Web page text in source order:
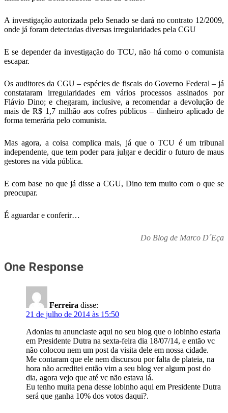
A investigação autorizada pelo Senado se dará no contrato 12/2009,
onde já foram detectadas diversas irregularidades pela CGU
E se depender da investigação do TCU, não há como o comunista
escapar.
Os auditores da CGU – espécies de fiscais do Governo Federal – já
constataram irregularidades em vários processos assinados por
Flávio Dino; e chegaram, inclusive, a recomendar a devolução de
mais de R$ 1,7 milhão aos cofres públicos – dinheiro aplicado de
forma temerária pelo comunista.
Mas agora, a coisa complica mais, já que o TCU é um tribunal
independente, que tem poder para julgar e decidir o futuro de maus
gestores na vida pública.
E com base no que já disse a CGU, Dino tem muito com o que se
preocupar.
É aguardar e conferir…
Do Blog de Marco D´Eça
One Response
Ferreira disse:
21 de julho de 2014 às 15:50
Adonias tu anunciaste aqui no seu blog que o lobinho estaria
em Presidente Dutra na sexta-feira dia 18/07/14, e então vc
não colocou nem um post da visita dele em nossa cidade.
Me contaram que ele nem discursou por falta de plateia, na
hora não acreditei então vim a seu blog ver algum post do
dia, agora vejo que até vc não estava lá.
Eu tenho muita pena desse lobinho aqui em Presidente Dutra
será que ganha 10% dos votos daqui?.